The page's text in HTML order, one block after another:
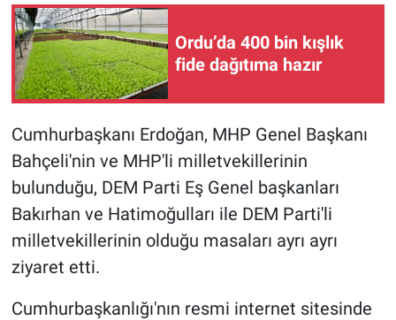
Ordu’da 400 bin kışlık
fide dağıtıma hazır
Cumhurbaşkanı Erdoğan, MHP Genel Başkanı
Bahçeli'nin ve MHP'li milletvekillerinin
bulunduğu, DEM Parti Eş Genel başkanları
Bakırhan ve Hatimoğulları ile DEM Parti'li
milletvekillerinin olduğu masaları ayrı ayrı
ziyaret etti.
Cumhurbaşkanlığı'nın resmi internet sitesinde